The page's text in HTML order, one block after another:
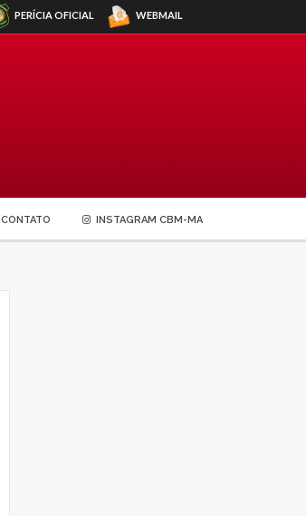
PERÍCIA OFICIAL WEBMAIL
CONTATO INSTAGRAM CBM-MA